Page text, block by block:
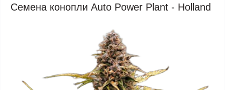
Семена конопли Auto Power Plant - Holland